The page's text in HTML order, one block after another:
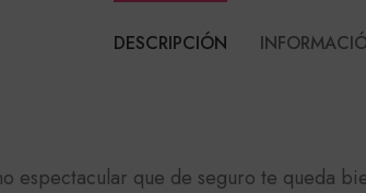
DESCRIPCIÓN
espectacular que de seguro te queda